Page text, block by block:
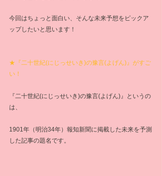
今回はちょっと面白い、そんな未来予想をピックア
ップしたいと思います！
★『二十世紀(にじっせいき)の豫言(よげん)』がすご
い！
『二十世紀(にじっせいき)の豫言(よげん)』というの
は、
1901年（明治34年）報知新聞に掲載した未来を予測
した記事の題名です。